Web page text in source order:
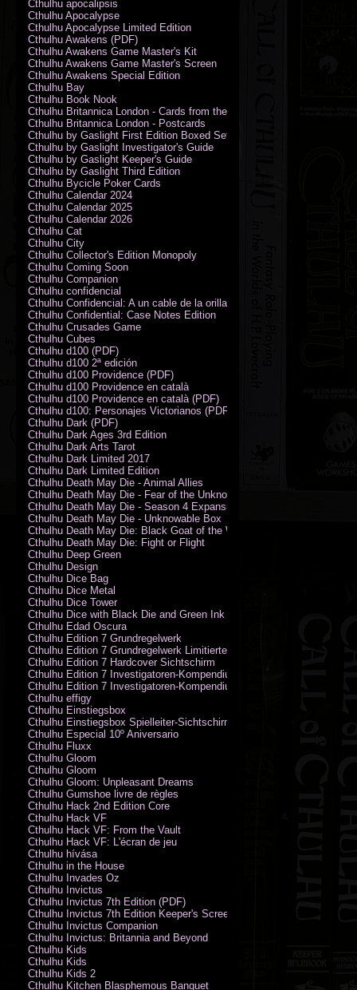
Cthulhu apocalipsis
Cthulhu Apocalypse
Cthulhu Apocalypse Limited Edition
Cthulhu Awakens (PDF)
Cthulhu Awakens Game Master's Kit
Cthulhu Awakens Game Master's Screen
Cthulhu Awakens Special Edition
Cthulhu Bay
Cthulhu Book Nook
Cthulhu Britannica London - Cards from the Smoke
Cthulhu Britannica London - Postcards
Cthulhu by Gaslight First Edition Boxed Set
Cthulhu by Gaslight Investigator's Guide
Cthulhu by Gaslight Keeper's Guide
Cthulhu by Gaslight Third Edition
Cthulhu Bycicle Poker Cards
Cthulhu Calendar 2024
Cthulhu Calendar 2025
Cthulhu Calendar 2026
Cthulhu Cat
Cthulhu City
Cthulhu Collector's Edition Monopoly
Cthulhu Coming Soon
Cthulhu Companion
Cthulhu confidencial
Cthulhu Confidencial: A un cable de la orilla (PDF)
Cthulhu Confidential: Case Notes Edition
Cthulhu Crusades Game
Cthulhu Cubes
Cthulhu d100 (PDF)
Cthulhu d100 2ª edición
Cthulhu d100 Providence (PDF)
Cthulhu d100 Providence en català
Cthulhu d100 Providence en català (PDF)
Cthulhu d100: Personajes Victorianos (PDF)
Cthulhu Dark (PDF)
Cthulhu Dark Ages 3rd Edition
Cthulhu Dark Arts Tarot
Cthulhu Dark Limited 2017
Cthulhu Dark Limited Edition
Cthulhu Death May Die - Animal Allies
Cthulhu Death May Die - Fear of the Unknown
Cthulhu Death May Die - Season 4 Expansion
Cthulhu Death May Die - Unknowable Box
Cthulhu Death May Die: Black Goat of the Woods
Cthulhu Death May Die: Fight or Flight
Cthulhu Deep Green
Cthulhu Design
Cthulhu Dice Bag
Cthulhu Dice Metal
Cthulhu Dice Tower
Cthulhu Dice with Black Die and Green Ink
Cthulhu Edad Oscura
Cthulhu Edition 7 Grundregelwerk
Cthulhu Edition 7 Grundregelwerk Limitierte Edition
Cthulhu Edition 7 Hardcover Sichtschirm
Cthulhu Edition 7 Investigatoren-Kompendium
Cthulhu Edition 7 Investigatoren-Kompendium Limitierte Edition
Cthulhu effigy
Cthulhu Einstiegsbox
Cthulhu Einstiegsbox Spielleiter-Sichtschirm
Cthulhu Especial 10º Aniversario
Cthulhu Fluxx
Cthulhu Gloom
Cthulhu Gloom
Cthulhu Gloom: Unpleasant Dreams
Cthulhu Gumshoe livre de règles
Cthulhu Hack 2nd Edition Core
Cthulhu Hack VF
Cthulhu Hack VF: From the Vault
Cthulhu Hack VF: L'écran de jeu
Cthulhu hívása
Cthulhu in the House
Cthulhu Invades Oz
Cthulhu Invictus
Cthulhu Invictus 7th Edition (PDF)
Cthulhu Invictus 7th Edition Keeper's Screen
Cthulhu Invictus Companion
Cthulhu Invictus: Britannia and Beyond
Cthulhu Kids
Cthulhu Kids
Cthulhu Kids 2
Cthulhu Kitchen Blasphemous Banquet